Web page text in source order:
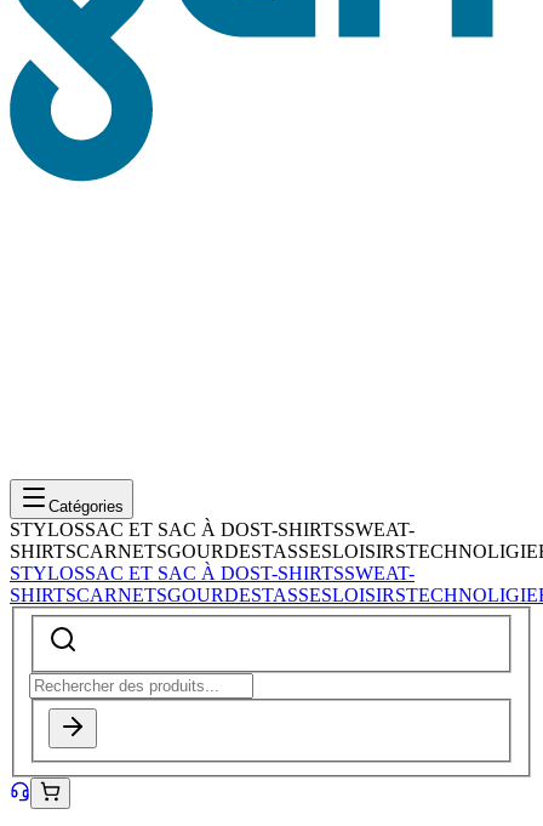
Catégories
STYLOSSAC ET SAC À DOST-SHIRTSSWEAT-
SHIRTSCARNETSGOURDESTASSESLOISIRSTECHNOLIGIE
STYLOSSAC ET SAC À DOST-SHIRTSSWEAT-
SHIRTSCARNETSGOURDESTASSESLOISIRSTECHNOLIGIE